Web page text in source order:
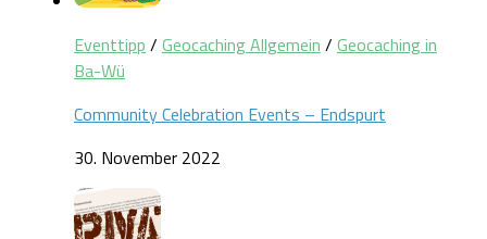
Eventtipp / Geocaching Allgemein / Geocaching in
Ba-Wü
Community Celebration Events – Endspurt
30. November 2022